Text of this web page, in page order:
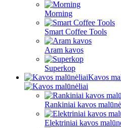
Morning
Smart Coffee Tools
Aram kavos
Superkop
Kavos
Rankiniai kavos
Elektriniai kavos